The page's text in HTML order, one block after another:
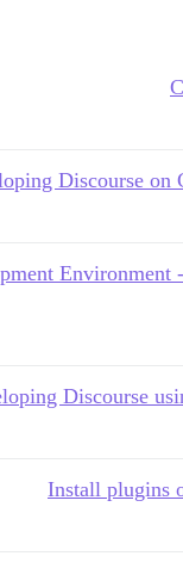
Discourse on
Discourse
Install plugins